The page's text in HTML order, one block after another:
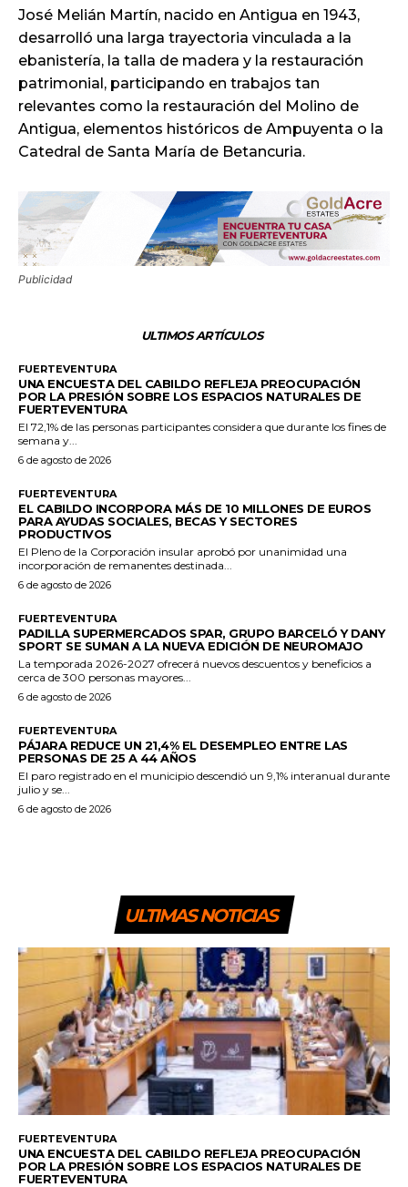
José Melián Martín, nacido en Antigua en 1943,
desarrolló una larga trayectoria vinculada a la
ebanistería, la talla de madera y la restauración
patrimonial, participando en trabajos tan
relevantes como la restauración del Molino de
Antigua, elementos históricos de Ampuyenta o la
Catedral de Santa María de Betancuria.
Publicidad
ULTIMOS ARTÍCULOS
FUERTEVENTURA
UNA ENCUESTA DEL CABILDO REFLEJA PREOCUPACIÓN
POR LA PRESIÓN SOBRE LOS ESPACIOS NATURALES DE
FUERTEVENTURA
El 72,1% de las personas participantes considera que durante los fines de
semana y...
6 de agosto de 2026
FUERTEVENTURA
EL CABILDO INCORPORA MÁS DE 10 MILLONES DE EUROS
PARA AYUDAS SOCIALES, BECAS Y SECTORES
PRODUCTIVOS
El Pleno de la Corporación insular aprobó por unanimidad una
incorporación de remanentes destinada...
6 de agosto de 2026
FUERTEVENTURA
PADILLA SUPERMERCADOS SPAR, GRUPO BARCELÓ Y DANY
SPORT SE SUMAN A LA NUEVA EDICIÓN DE NEUROMAJO
La temporada 2026-2027 ofrecerá nuevos descuentos y beneficios a
cerca de 300 personas mayores...
6 de agosto de 2026
FUERTEVENTURA
PÁJARA REDUCE UN 21,4% EL DESEMPLEO ENTRE LAS
PERSONAS DE 25 A 44 AÑOS
El paro registrado en el municipio descendió un 9,1% interanual durante
julio y se...
6 de agosto de 2026
ULTIMAS NOTICIAS
FUERTEVENTURA
UNA ENCUESTA DEL CABILDO REFLEJA PREOCUPACIÓN
POR LA PRESIÓN SOBRE LOS ESPACIOS NATURALES DE
FUERTEVENTURA